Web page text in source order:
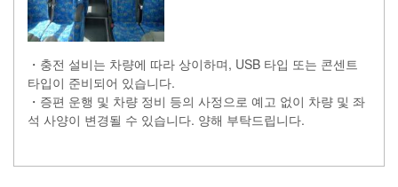
・충전 설비는 차량에 따라 상이하며, USB 타입 또는 콘센트
타입이 준비되어 있습니다.
・증편 운행 및 차량 정비 등의 사정으로 예고 없이 차량 및 좌
석 사양이 변경될 수 있습니다. 양해 부탁드립니다.